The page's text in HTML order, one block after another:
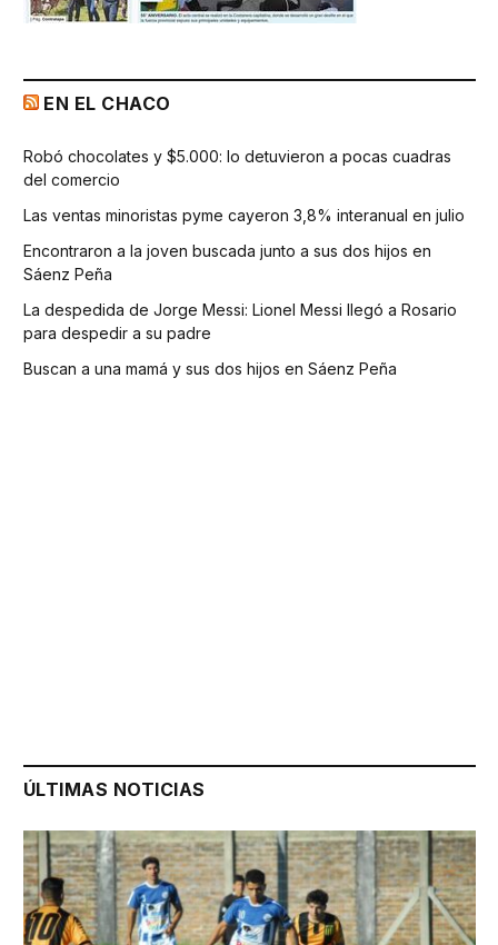
EN EL CHACO
Robó chocolates y $5.000: lo detuvieron a pocas cuadras
del comercio
Las ventas minoristas pyme cayeron 3,8% interanual en julio
Encontraron a la joven buscada junto a sus dos hijos en
Sáenz Peña
La despedida de Jorge Messi: Lionel Messi llegó a Rosario
para despedir a su padre
Buscan a una mamá y sus dos hijos en Sáenz Peña
ÚLTIMAS NOTICIAS